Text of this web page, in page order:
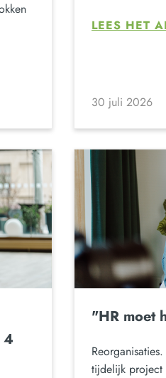
LEES HET
30 juli 2026
4
"HR moet
tijdelijk project